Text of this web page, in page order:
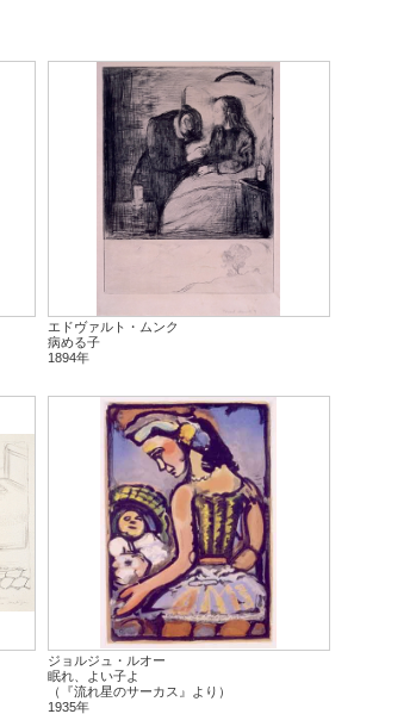
エドヴァルト・ムンク
病める子
1894年
ジョルジュ・ルオー
眠れ、よい子よ
（『流れ星のサーカス』より）
1935年